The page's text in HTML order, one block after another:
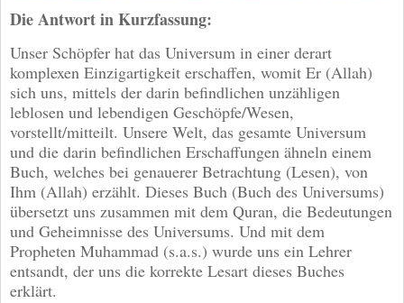
Die Antwort in Kurzfassung:
Unser Schöpfer hat das Universum in einer derart
komplexen Einzigartigkeit erschaffen, womit Er (Allah)
sich uns, mittels der darin befindlichen unzähligen
leblosen und lebendigen Geschöpfe/Wesen,
vorstellt/mitteilt. Unsere Welt, das gesamte Universum
und die darin befindlichen Erschaffungen ähneln einem
Buch, welches bei genauerer Betrachtung (Lesen), von
Ihm (Allah) erzählt. Dieses Buch (Buch des Universums)
übersetzt uns zusammen mit dem Quran, die Bedeutungen
und Geheimnisse des Universums. Und mit dem
Propheten Muhammad (s.a.s.) wurde uns ein Lehrer
entsandt, der uns die korrekte Lesart dieses Buches
erklärt.